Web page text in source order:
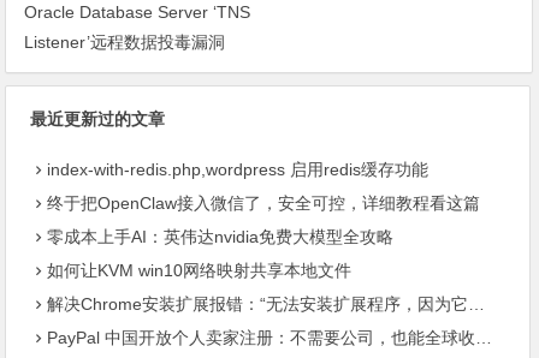
Oracle Database Server ‘TNS
Listener’远程数据投毒漏洞
（CVE-2012-1675)的完美解决
最近更新过的文章
index-with-redis.php,wordpress 启用redis缓存功能
终于把OpenClaw接入微信了，安全可控，详细教程看这篇
零成本上手AI：英伟达nvidia免费大模型全攻略
如何让KVM win10网络映射共享本地文件
解决Chrome安装扩展报错：“无法安装扩展程序，因为它使用了不受支持的清单版本“
PayPal 中国开放个人卖家注册：不需要公司，也能全球收款了